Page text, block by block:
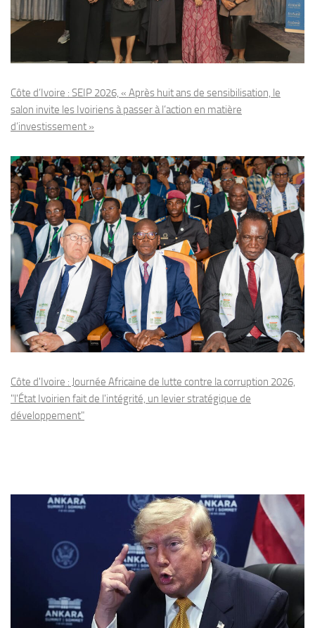
Côte d’Ivoire : SEIP 2026, « Après huit ans de sensibilisation, le
salon invite les Ivoiriens à passer à l’action en matière
d’investissement »
Côte d'Ivoire : Journée Africaine de lutte contre la corruption 2026,
"l'État Ivoirien fait de l'intégrité, un levier stratégique de
développement"